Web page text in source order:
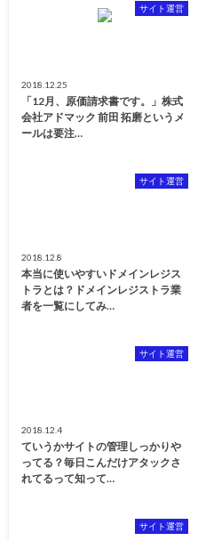
サイト運営
2018.12.25
「12月、原価請求書です。」株式
会社アドマック 前田 拓磨というメ
ールは要注…
サイト運営
2018.12.8
本当に使いやすいドメインレジス
トラとは？ドメインレジストラ業
者を一覧にしてみ…
サイト運営
2018.12.4
ていうかサイトの管理しっかりや
ってる？毎日こんだけアタックさ
れてるって知って…
サイト運営